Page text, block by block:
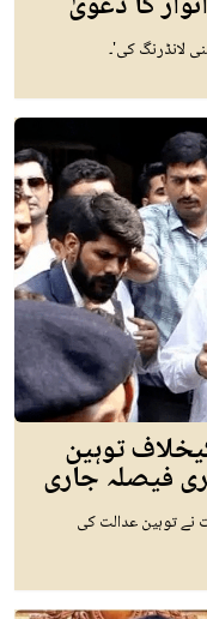
توہین
فیصلہ جاری
نے توہین عدالت کی